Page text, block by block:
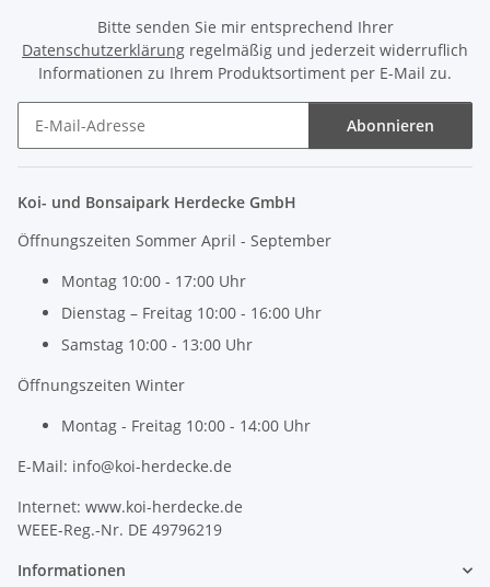
Bitte senden Sie mir entsprechend Ihrer
Datenschutzerklärung regelmäßig und jederzeit widerruflich
Informationen zu Ihrem Produktsortiment per E-Mail zu.
Abonnieren
Koi- und Bonsaipark Herdecke GmbH
Öffnungszeiten Sommer April - September
Montag 10:00 - 17:00 Uhr
Dienstag – Freitag 10:00 - 16:00 Uhr
Samstag 10:00 - 13:00 Uhr
Öffnungszeiten Winter
Montag - Freitag 10:00 - 14:00 Uhr
E-Mail: info@koi-herdecke.de
Internet: www.koi-herdecke.de
WEEE-Reg.-Nr. DE 49796219
Informationen